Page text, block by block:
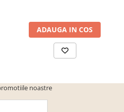
ADAUGA IN COS
noastre